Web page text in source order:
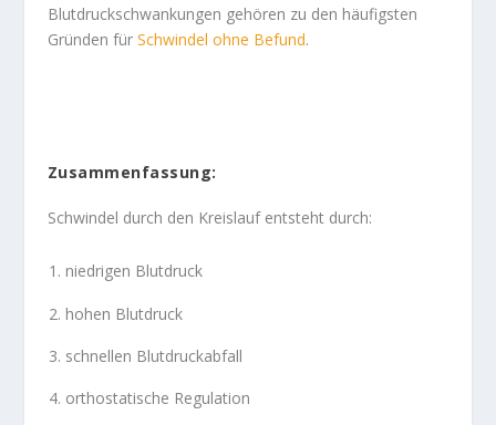
Blutdruckschwankungen gehören zu den häufigsten
Gründen für Schwindel ohne Befund.
Zusammenfassung:
Schwindel durch den Kreislauf entsteht durch:
niedrigen Blutdruck
hohen Blutdruck
schnellen Blutdruckabfall
orthostatische Regulation